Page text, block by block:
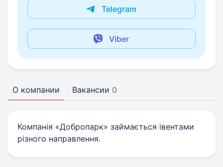
Telegram
Viber
О компании Вакансии 0
Компанія «Добропарк» займається івентами
різного направлення.